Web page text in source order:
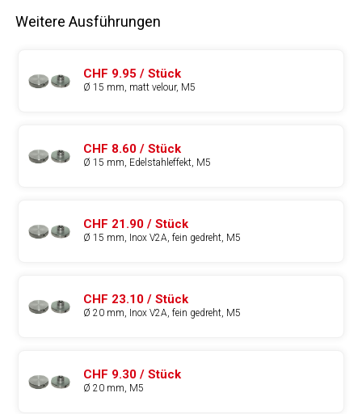
Weitere Ausführungen
CHF 9.95 / Stück
Ø 15 mm, matt velour, M5
CHF 8.60 / Stück
Ø 15 mm, Edelstahleffekt, M5
CHF 21.90 / Stück
Ø 15 mm, Inox V2A, fein gedreht, M5
CHF 23.10 / Stück
Ø 20 mm, Inox V2A, fein gedreht, M5
CHF 9.30 / Stück
Ø 20 mm, M5